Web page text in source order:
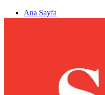
Ana Sayfa